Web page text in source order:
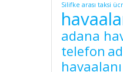
Silifke arası taksi
adana
telefon